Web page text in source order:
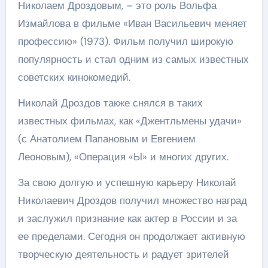
Николаем Дроздовым, – это роль Вольфа
Измайлова в фильме «Иван Васильевич меняет
профессию» (1973). Фильм получил широкую
популярность и стал одним из самых известных
советских кинокомедий.
Николай Дроздов также снялся в таких
известных фильмах, как «Джентльмены удачи»
(с Анатолием Папановым и Евгением
Леоновым), «Операция «Ы» и многих других.
За свою долгую и успешную карьеру Николай
Николаевич Дроздов получил множество наград
и заслужил признание как актер в России и за
ее пределами. Сегодня он продолжает активную
творческую деятельность и радует зрителей